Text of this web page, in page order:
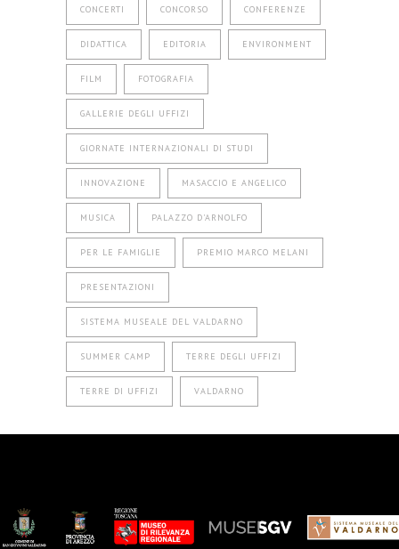
CONCERTI CONCORSO CONFERENZE
DIDATTICA EDITORIA ENVIRONMENT
FILM FOTOGRAFIA
GALLERIE DEGLI UFFIZI
GIORNATE INTERNAZIONALI DI STUDI
INNOVAZIONE MASACCIO E ANGELICO
MUSICA PALAZZO D'ARNOLFO
PER LE FAMIGLIE PREMIO MARCO MELANI
PRESENTAZIONI
SISTEMA MUSEALE DEL VALDARNO
SUMMER CAMP TERRE DEGLI UFFIZI
TERRE DI UFFIZI VALDARNO